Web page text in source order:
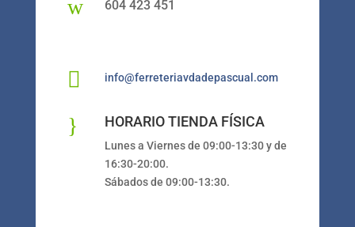
w 604 423 451
 info@ferreteriavdadepascual.com
} HORARIO TIENDA FÍSICA
Lunes a Viernes de 09:00-13:30 y de
16:30-20:00.
Sábados de 09:00-13:30.